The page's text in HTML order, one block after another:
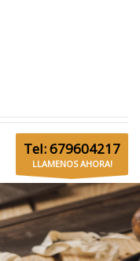
Tel: 679604217
LLAMENOS AHORA!